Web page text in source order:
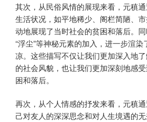
其次，从民俗风情的展现来看，元稹
生活状况，如平地稀少、阁栏简陋、
动地展现了当时社会的贫困和落后。同
“浮尘”等神秘元素的加入，进一步渲
凉。这些描写不仅让我们更加深入地
的社会风貌，也让我们更加深刻地感
困和落后。
再次，从个人情感的抒发来看，元稹
己对友人的深深思念和对人生境遇的